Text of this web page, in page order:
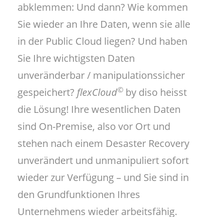
abklemmen: Und dann? Wie kommen
Sie wieder an Ihre Daten, wenn sie alle
in der Public Cloud liegen? Und haben
Sie Ihre wichtigsten Daten
unveränderbar / manipulationssicher
gespeichert? flexCloud© by diso heisst
die Lösung! Ihre wesentlichen Daten
sind On-Premise, also vor Ort und
stehen nach einem Desaster Recovery
unverändert und unmanipuliert sofort
wieder zur Verfügung – und Sie sind in
den Grundfunktionen Ihres
Unternehmens wieder arbeitsfähig.